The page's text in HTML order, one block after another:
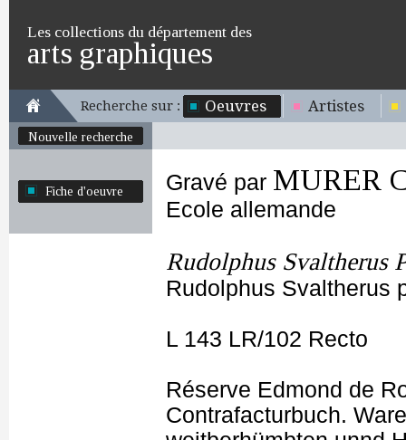
Les collections du département des
arts graphiques
Recherche sur : Oeuvres Artistes
Nouvelle recherche
Fiche d'oeuvre Gravé par MURER
Ecole allemande
Rudolphus Svaltherus
Rudolphus Svaltherus
L 143 LR/102 Recto
Réserve Edmond de
Contrafacturbuch.